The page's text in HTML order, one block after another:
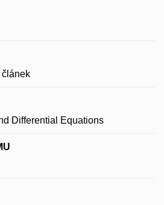
článek
Differential Equations